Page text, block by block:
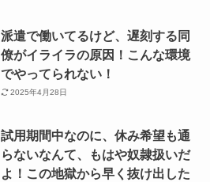
派遣で働いてるけど、遅刻する同
僚がイライラの原因！こんな環境
でやってられない！
2025年4月28日
試用期間中なのに、休み希望も通
らないなんて、もはや奴隷扱いだ
よ！この地獄から早く抜け出した